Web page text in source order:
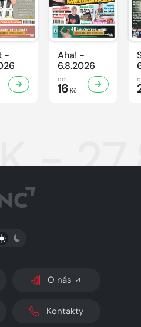
-
Aha! -
6.8.2026
od
16 Kč
-
PŘEPNOUT SVĚTLÝ/TMAVÝ REŽIM
O nás
Kontakty